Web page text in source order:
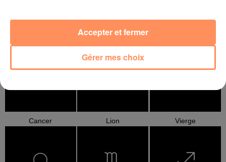
Taureau
Cancer Lion Vierge
Gérer mes choix
Accepter et fermer